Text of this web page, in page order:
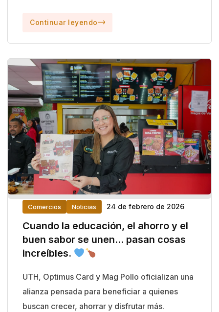
Continuar leyendo
Comercios Noticias 24 de febrero de 2026
Cuando la educación, el ahorro y el
buen sabor se unen… pasan cosas
increíbles.
UTH, Optimus Card y Mag Pollo oficializan una
alianza pensada para beneficiar a quienes
buscan crecer, ahorrar y disfrutar más.